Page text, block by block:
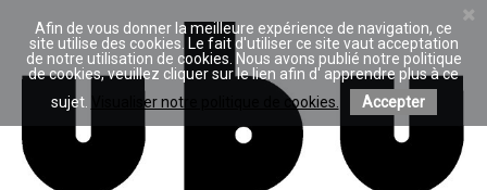
Afin de vous donner la meilleure expérience de navigation, ce
site utilise des cookies. Le fait d'utiliser ce site vaut acceptation
de notre utilisation de cookies. Nous avons publié notre politique
de cookies, veuillez cliquer sur le lien afin d' apprendre plus à ce
sujet.
Visualiser notre politique de cookies. Accepter